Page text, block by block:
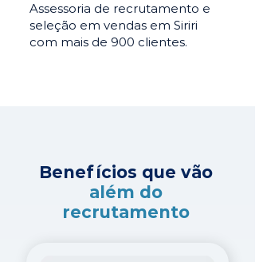
Assessoria de recrutamento e
seleção em vendas em Siriri
com mais de 900 clientes.
Benefícios que vão
além do
recrutamento